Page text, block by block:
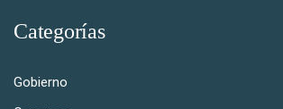
Categorías
Gobierno